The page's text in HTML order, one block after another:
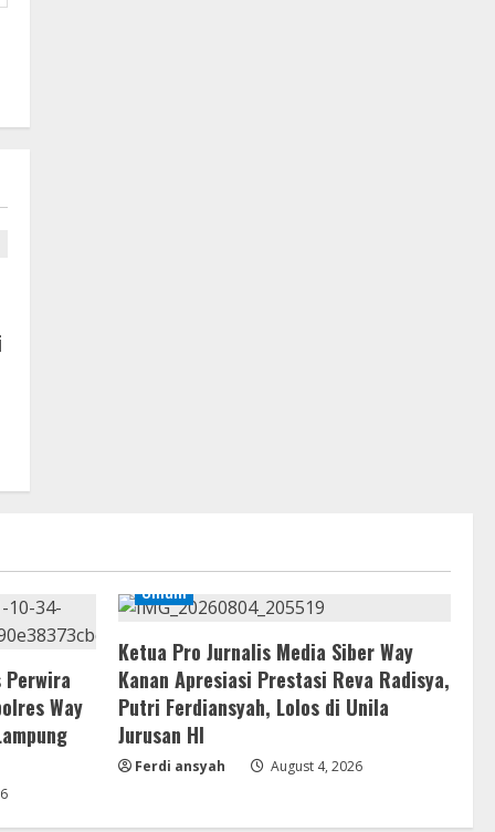
Perwira
Way
Umum
Ketua Pro Jurnalis Media Siber Way
Kanan Apresiasi Prestasi Reva Radisya,
Putri Ferdiansyah, Lolos di Unila
Jurusan HI
Ferdi ansyah August 4, 2026